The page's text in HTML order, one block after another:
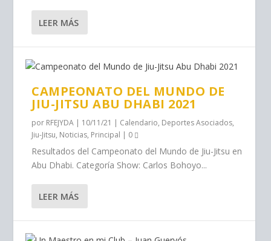
LEER MÁS
CAMPEONATO DEL MUNDO DE
JIU-JITSU ABU DHABI 2021
por RFEJYDA | 10/11/21 | Calendario, Deportes Asociados,
Jiu-Jitsu, Noticias, Principal | 0
Resultados del Campeonato del Mundo de Jiu-Jitsu en
Abu Dhabi. Categoría Show: Carlos Bohoyo...
LEER MÁS